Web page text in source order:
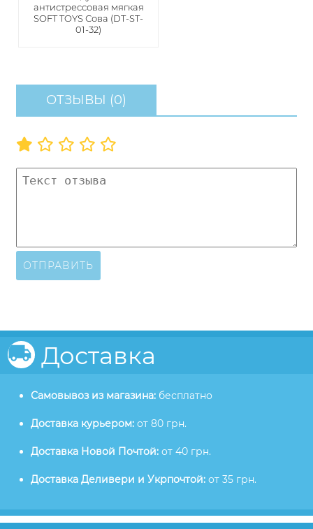
антистрессовая мягкая
SOFT TOYS Сова (DT-ST-
01-32)
ОТЗЫВЫ (0)
ОТПРАВИТЬ
Доставка
Самовывоз из магазина: бесплатно
Доставка курьером: от 80 грн.
Доставка Новой Почтой: от 40 грн.
Доставка Деливери и Укрпочтой: от 35 грн.